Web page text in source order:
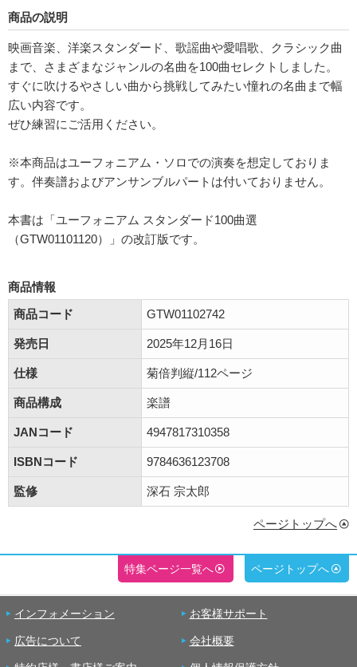
商品の説明
映画音楽、洋楽スタンダード、歌謡曲や愛唱歌、クラシック曲
まで、さまざまなジャンルの名曲を100曲セレクトしました。
すぐに吹けるやさしい曲から挑戦してみたい憧れの名曲まで幅
広い内容です。
ぜひ練習にご活用ください。
※本商品はユーフォニアム・ソロでの演奏を想定しておりま
す。伴奏譜およびアンサンブルパートは付いておりません。
本書は「ユーフォニアム スタンダード100曲選
（GTW01101120）」の改訂版です。
商品情報
商品コード
GTW01102742
発売日 2025年12月16日
仕様 菊倍判縦/112ページ
商品構成 楽譜
JANコード 4947817310358
ISBNコード 9784636123708
監修 深石 宗太郎
ページトップへ
特集ページ一覧へ ページトップへ
インフォメーション お客様サポート
広告について 会社概要